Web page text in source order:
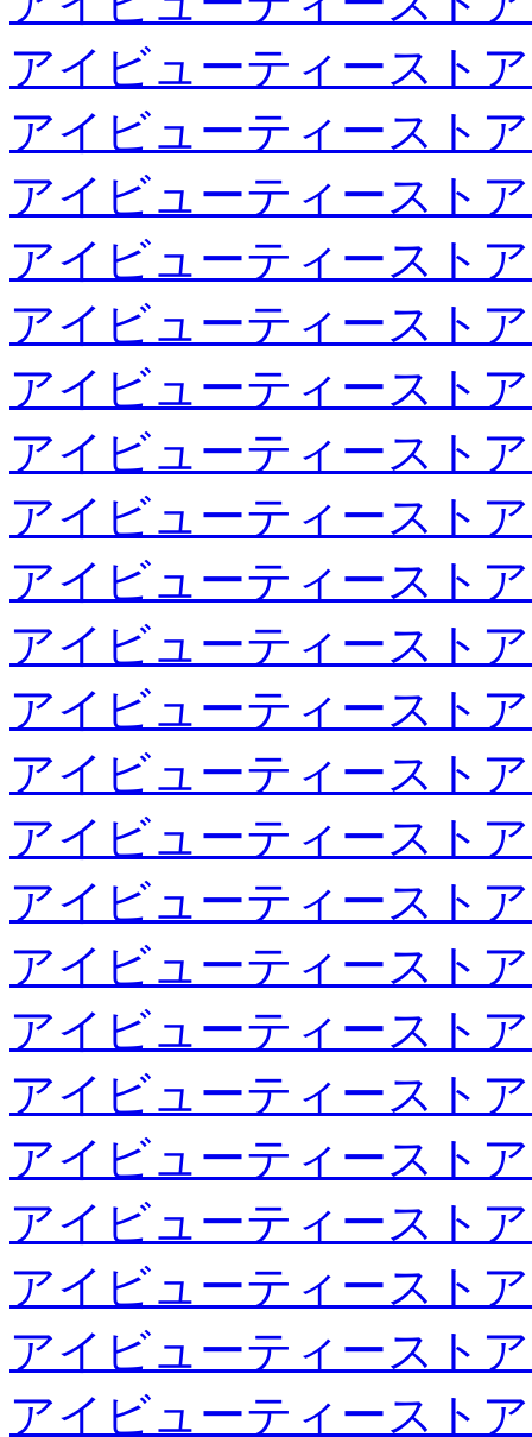
アイビューティースト
アイビューティースト
アイビューティースト
アイビューティースト
アイビューティースト
アイビューティースト
アイビューティースト
アイビューティースト
アイビューティースト
アイビューティースト
アイビューティースト
アイビューティースト
アイビューティースト
アイビューティースト
アイビューティースト
アイビューティースト
アイビューティースト
アイビューティースト
アイビューティースト
アイビューティースト
アイビューティースト
アイビューティースト